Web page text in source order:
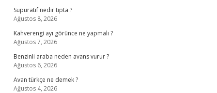
Süpüratif nedir tıpta ?
Ağustos 8, 2026
Kahverengi ayı görünce ne yapmalı ?
Ağustos 7, 2026
Benzinli araba neden avans vurur ?
Ağustos 6, 2026
Avan türkçe ne demek ?
Ağustos 4, 2026